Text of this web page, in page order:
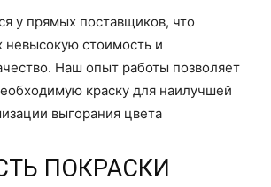
у прямых поставщиков, что
невысокую стоимость и
Наш опыт работы позволяет
краску для наилучшей
выгорания цвета
ПОКРАСКИ